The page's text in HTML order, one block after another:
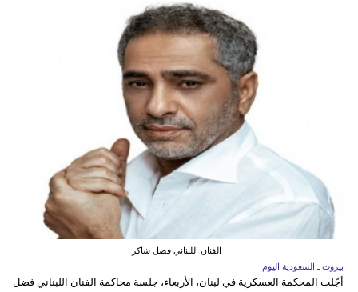
الفنان اللبناني فضل شاكر
بيروت ـ السعودية اليوم
أجّلت المحكمة العسكرية في لبنان، الأربعاء، جلسة محاكمة الفنان اللبناني فضل